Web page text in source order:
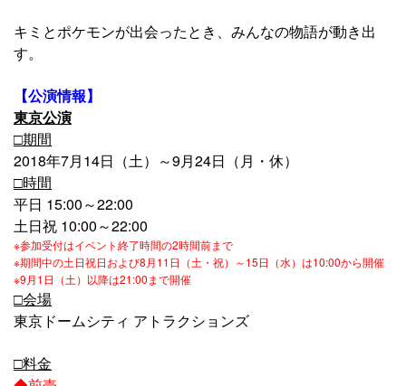
キミとポケモンが出会ったとき、みんなの物語が動き出
す。
【公演情報】
東京公演
□期間
2018年7月14日（土）～9月24日（月・休）
□時間
平日 15:00～22:00
土日祝 10:00～22:00
※参加受付はイベント終了時間の2時間前まで
※期間中の土日祝日および8月11日（土・祝）～15日（水）は10:00から開催
※9月1日（土）以降は21:00まで開催
□会場
東京ドームシティ アトラクションズ
□料金